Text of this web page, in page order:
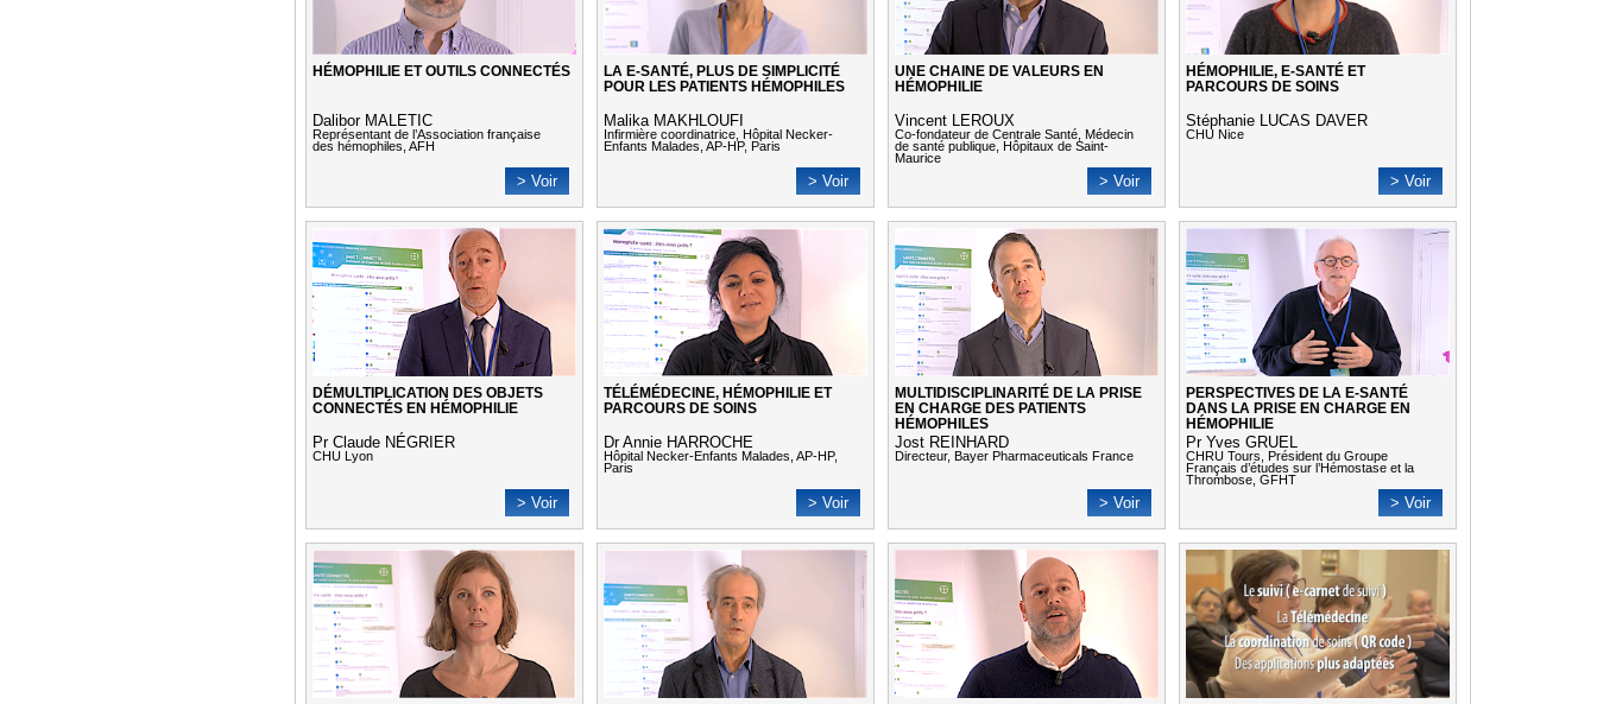
HÉMOPHILIE ET OUTILS CONNECTÉS
Dalibor MALETIC
Représentant de l’Association française
des hémophiles, AFH
> Voir
LA E-SANTÉ, PLUS DE SIMPLICITÉ
POUR LES PATIENTS HÉMOPHILES
Malika MAKHLOUFI
Infirmière coordinatrice, Hôpital Necker-
Enfants Malades, AP-HP, Paris
> Voir
UNE CHAINE DE VALEURS EN
HÉMOPHILIE
Vincent LEROUX
Co-fondateur de Centrale Santé, Médecin
de santé publique, Hôpitaux de Saint-
Maurice
> Voir
HÉMOPHILIE, E-SANTÉ ET
PARCOURS DE SOINS
Stéphanie LUCAS DAVER
CHU Nice
> Voir
DÉMULTIPLICATION DES OBJETS
CONNECTÉS EN HÉMOPHILIE
Pr Claude NÉGRIER
CHU Lyon
> Voir
TÉLÉMÉDECINE, HÉMOPHILIE ET
PARCOURS DE SOINS
Dr Annie HARROCHE
Hôpital Necker-Enfants Malades, AP-HP,
Paris
> Voir
MULTIDISCIPLINARITÉ DE LA PRISE
EN CHARGE DES PATIENTS
HÉMOPHILES
Jost REINHARD
Directeur, Bayer Pharmaceuticals France
> Voir
PERSPECTIVES DE LA E-SANTÉ
DANS LA PRISE EN CHARGE EN
HÉMOPHILIE
Pr Yves GRUEL
CHRU Tours, Président du Groupe
Français d’études sur l’Hémostase et la
Thrombose, GFHT
> Voir